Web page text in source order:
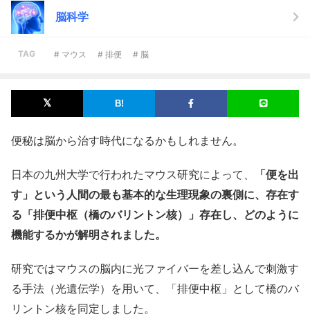
脳科学
TAG # マウス # 排便 # 脳
便秘は脳から治す時代になるかもしれません。
日本の九州大学で行われたマウス研究によって、
「便を出
す」という人間の最も基本的な生理現象の裏側に、存在す
る「排便中枢（橋のバリントン核）」存在し、どのように
機能するかが解明されました。
研究ではマウスの脳内に光ファイバーを差し込んで刺激す
る手法（光遺伝学）を用いて、「排便中枢」として橋のバ
リントン核を同定しました。